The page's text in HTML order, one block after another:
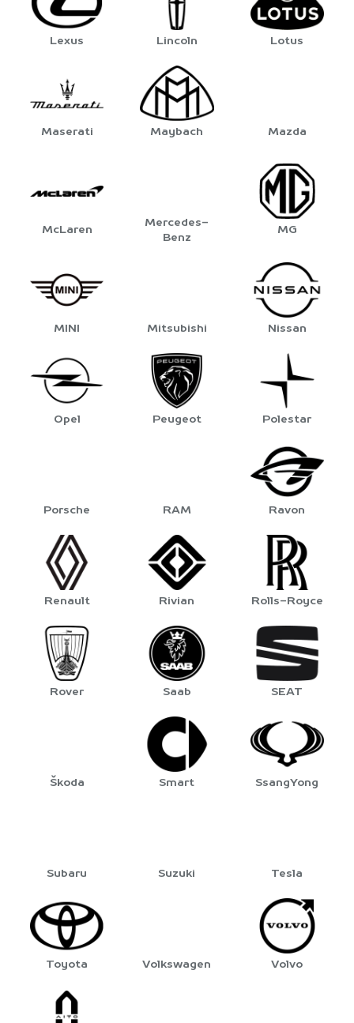
Lexus Lincoln Lotus
Maserati Maybach Mazda
McLaren
Mercedes-
Benz
MG
MINI Mitsubishi Nissan
Opel Peugeot Polestar
Porsche RAM Ravon
Renault Rivian Rolls-Royce
Rover Saab SEAT
Škoda Smart SsangYong
Subaru Suzuki Tesla
Toyota Volkswagen Volvo